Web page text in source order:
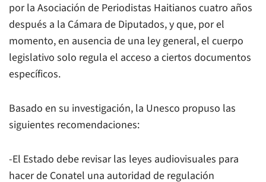
por la Asociación de Periodistas Haitianos cuatro años
después a la Cámara de Diputados, y que, por el
momento, en ausencia de una ley general, el cuerpo
legislativo solo regula el acceso a ciertos documentos
específicos.
Basado en su investigación, la Unesco propuso las
siguientes recomendaciones:
-El Estado debe revisar las leyes audiovisuales para
hacer de Conatel una autoridad de regulación